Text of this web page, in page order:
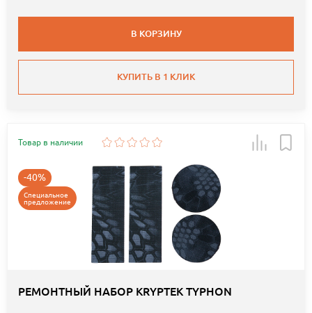
В КОРЗИНУ
КУПИТЬ В 1 КЛИК
Товар в наличии
-40%
Специальное
предложение
РЕМОНТНЫЙ НАБОР KRYPTEK TYPHON